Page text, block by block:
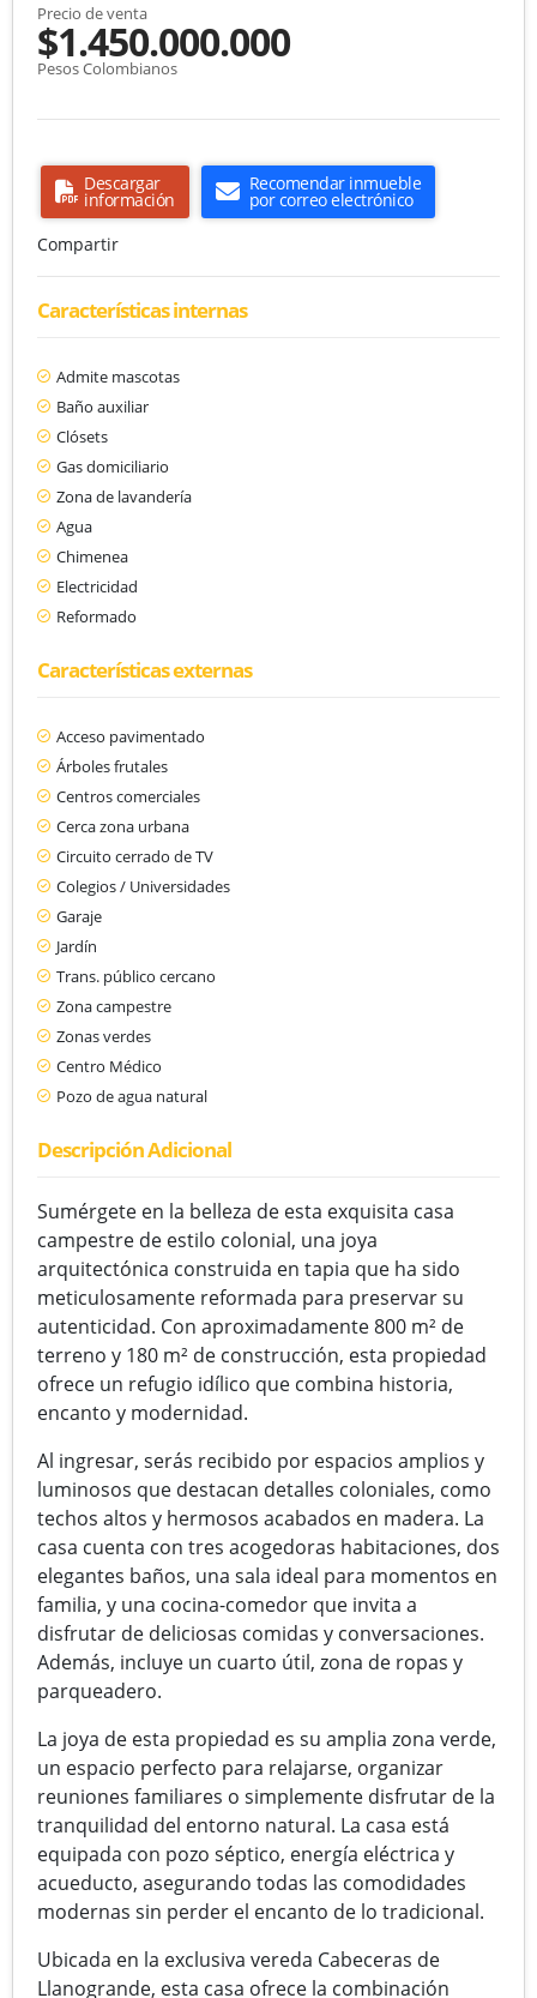
Precio de venta
$1.450.000.000
Pesos Colombianos
Descargar
información
Recomendar inmueble
por correo electrónico
Compartir
Características internas
Admite mascotas
Baño auxiliar
Clósets
Gas domiciliario
Zona de lavandería
Agua
Chimenea
Electricidad
Reformado
Características externas
Acceso pavimentado
Árboles frutales
Centros comerciales
Cerca zona urbana
Circuito cerrado de TV
Colegios / Universidades
Garaje
Jardín
Trans. público cercano
Zona campestre
Zonas verdes
Centro Médico
Pozo de agua natural
Descripción Adicional
Sumérgete en la belleza de esta exquisita casa
campestre de estilo colonial, una joya
arquitectónica construida en tapia que ha sido
meticulosamente reformada para preservar su
autenticidad. Con aproximadamente 800 m² de
terreno y 180 m² de construcción, esta propiedad
ofrece un refugio idílico que combina historia,
encanto y modernidad.
Al ingresar, serás recibido por espacios amplios y
luminosos que destacan detalles coloniales, como
techos altos y hermosos acabados en madera. La
casa cuenta con tres acogedoras habitaciones, dos
elegantes baños, una sala ideal para momentos en
familia, y una cocina-comedor que invita a
disfrutar de deliciosas comidas y conversaciones.
Además, incluye un cuarto útil, zona de ropas y
parqueadero.
La joya de esta propiedad es su amplia zona verde,
un espacio perfecto para relajarse, organizar
reuniones familiares o simplemente disfrutar de la
tranquilidad del entorno natural. La casa está
equipada con pozo séptico, energía eléctrica y
acueducto, asegurando todas las comodidades
modernas sin perder el encanto de lo tradicional.
Ubicada en la exclusiva vereda Cabeceras de
Llanogrande, esta casa ofrece la combinación